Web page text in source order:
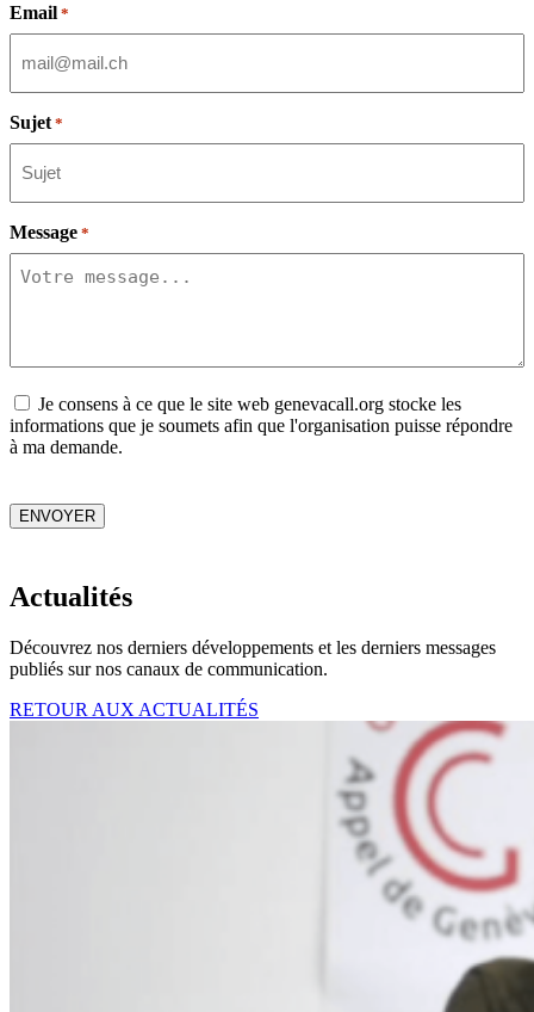
Email *
Sujet *
Message *
Consent
Je consens à ce que le site web genevacall.org stocke les
informations que je soumets afin que l'organisation puisse répondre
à ma demande.
ENVOYER
Actualités
Découvrez nos derniers développements et les derniers messages
publiés sur nos canaux de communication.
RETOUR AUX ACTUALITÉS